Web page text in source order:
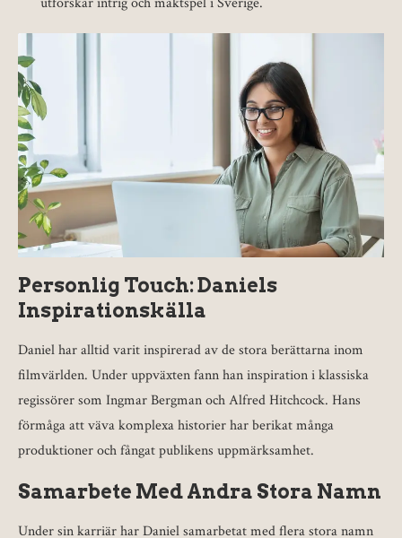
Personlig Touch: Daniels
Inspirationskälla
Daniel har alltid varit inspirerad av de stora berättarna inom
filmvärlden. Under uppväxten fann han inspiration i klassiska
regissörer som Ingmar Bergman och Alfred Hitchcock. Hans
förmåga att väva komplexa historier har berikat många
produktioner och fångat publikens uppmärksamhet.
Samarbete Med Andra Stora Namn
Under sin karriär har Daniel samarbetat med flera stora namn